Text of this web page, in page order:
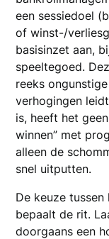
een sessiedoel
of winst-/
basisinzet aan,
speeltegoed.
reeks
verhogingen
is, heeft het
winnen” met
alleen de
snel uitputten.
De keuze
bepaalt de rit.
doorgaans een